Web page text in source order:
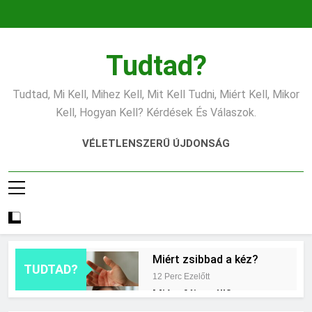
Tudtad?
Tudtad, Mi Kell, Mihez Kell, Mit Kell Tudni, Miért Kell, Mikor
Kell, Hogyan Kell? Kérdések És Válaszok.
VÉLETLENSZERŰ ÚJDONSÁG
TUDTAD?
Miért zsibbad a kéz?
12 Perc Ezelőtt
Miért fáj a váll?